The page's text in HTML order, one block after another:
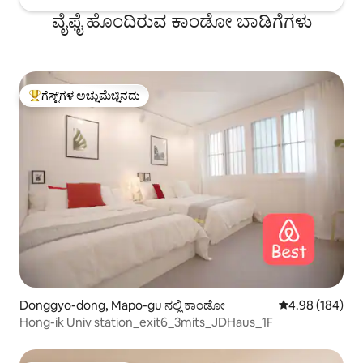
ವೈಫೈ ಹೊಂದಿರುವ ಕಾಂಡೋ ಬಾಡಿಗೆಗಳು
ಗೆಸ್ಟ್‌ಗಳಿಗೆ ಅತಿ ಹೆಚ್ಚು ಅಚ್ಚುಮೆಚ್ಚಿನದು
ಗೆಸ್ಟ್‌ಗಳ ಅಚ್ಚುಮೆಚ್ಚಿನದು
Donggyo-dong, Mapo-gu ನಲ್ಲಿ ಕಾಂಡೋ 5 ರಲ್ಲಿ 4.98
4.98 (184)
Hong-ik Univ station_exit6_3mits_JDHaus_1F